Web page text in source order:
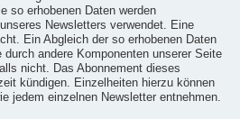
so erhobenen Daten werden
Newsletters verwendet. Eine
Ein Abgleich der so erhobenen Daten
andere Komponenten unserer Seite
nicht. Das Abonnement dieses
kündigen. Einzelheiten hierzu können
jedem einzelnen Newsletter entnehmen.